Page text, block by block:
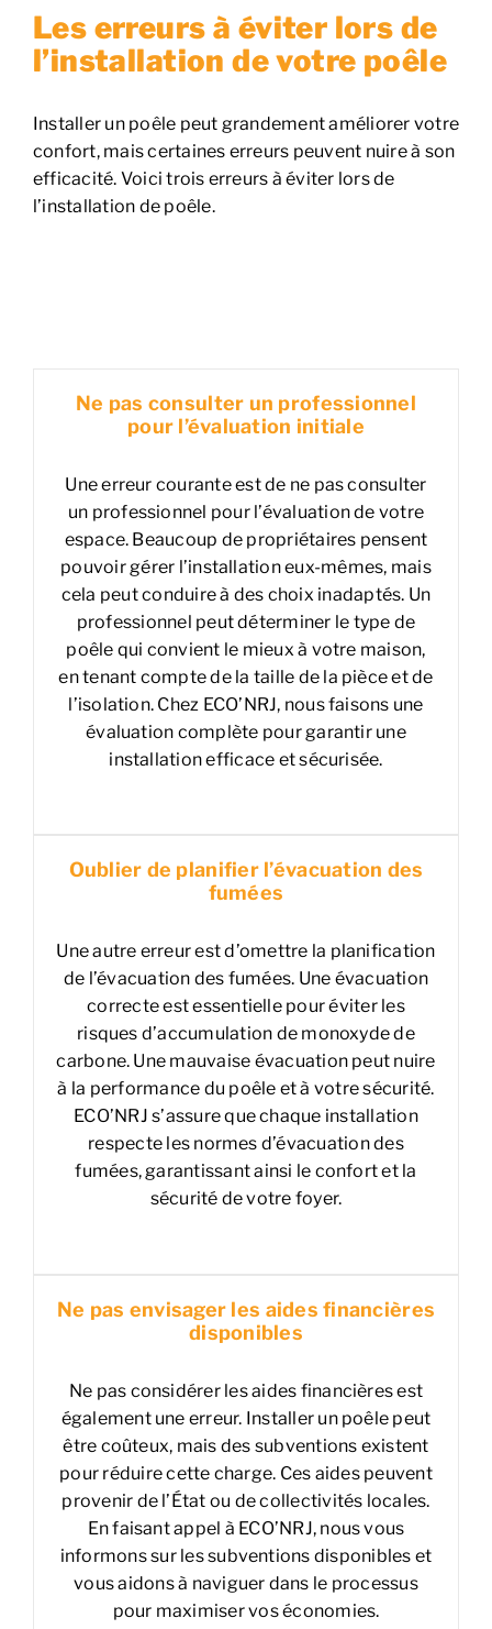
Les erreurs à éviter lors de
l’installation de votre poêle
Installer un poêle peut grandement améliorer votre
confort, mais certaines erreurs peuvent nuire à son
efficacité. Voici trois erreurs à éviter lors de
l’installation de poêle.
Ne pas consulter un professionnel
pour l’évaluation initiale
Une erreur courante est de ne pas consulter
un professionnel pour l’évaluation de votre
espace. Beaucoup de propriétaires pensent
pouvoir gérer l’installation eux-mêmes, mais
cela peut conduire à des choix inadaptés. Un
professionnel peut déterminer le type de
poêle qui convient le mieux à votre maison,
en tenant compte de la taille de la pièce et de
l’isolation. Chez ECO’NRJ, nous faisons une
évaluation complète pour garantir une
installation efficace et sécurisée.
Oublier de planifier l’évacuation des
fumées
Une autre erreur est d’omettre la planification
de l’évacuation des fumées. Une évacuation
correcte est essentielle pour éviter les
risques d’accumulation de monoxyde de
carbone. Une mauvaise évacuation peut nuire
à la performance du poêle et à votre sécurité.
ECO’NRJ s’assure que chaque installation
respecte les normes d’évacuation des
fumées, garantissant ainsi le confort et la
sécurité de votre foyer.
Ne pas envisager les aides financières
disponibles
Ne pas considérer les aides financières est
également une erreur. Installer un poêle peut
être coûteux, mais des subventions existent
pour réduire cette charge. Ces aides peuvent
provenir de l’État ou de collectivités locales.
En faisant appel à ECO’NRJ, nous vous
informons sur les subventions disponibles et
vous aidons à naviguer dans le processus
pour maximiser vos économies.